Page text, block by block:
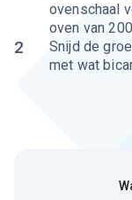
ovenschaal
oven van
2
Snijd de
met wat